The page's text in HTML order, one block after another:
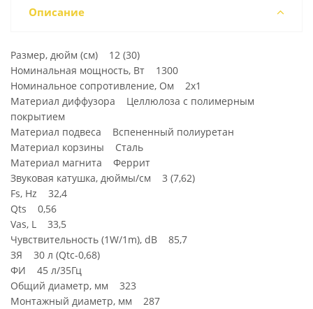
Описание
Размер, дюйм (см) 12 (30)
Номинальная мощность, Вт 1300
Номинальное сопротивление, Ом 2x1
Материал диффузора Целлюлоза с полимерным
покрытием
Материал подвеса Вспененный полиуретан
Материал корзины Сталь
Материал магнита Феррит
Звуковая катушка, дюймы/см 3 (7,62)
Fs, Hz 32,4
Qts 0,56
Vas, L 33,5
Чувствительность (1W/1m), dB 85,7
ЗЯ 30 л (Qtc-0,68)
ФИ 45 л/35Гц
Общий диаметр, мм 323
Монтажный диаметр, мм 287